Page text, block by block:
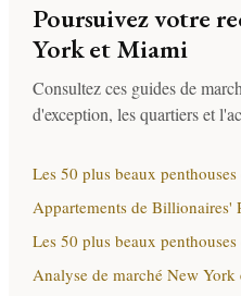
Poursuivez votre
York et Miami
Consultez ces guides de
d'exception, les quartiers et
Les 50 plus beaux
Appartements de Billionaires'
Les 50 plus beaux
Analyse de marché New